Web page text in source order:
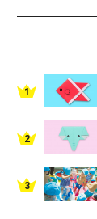
1
2
3